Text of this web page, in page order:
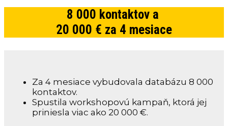
8 000 kontaktov a
20 000 € za 4 mesiace
Za 4 mesiace vybudovala databázu 8 000
kontaktov.
Spustila workshopovú kampaň, ktorá jej
priniesla viac ako 20 000 €.